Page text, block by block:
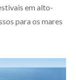
em alto-
para os mares